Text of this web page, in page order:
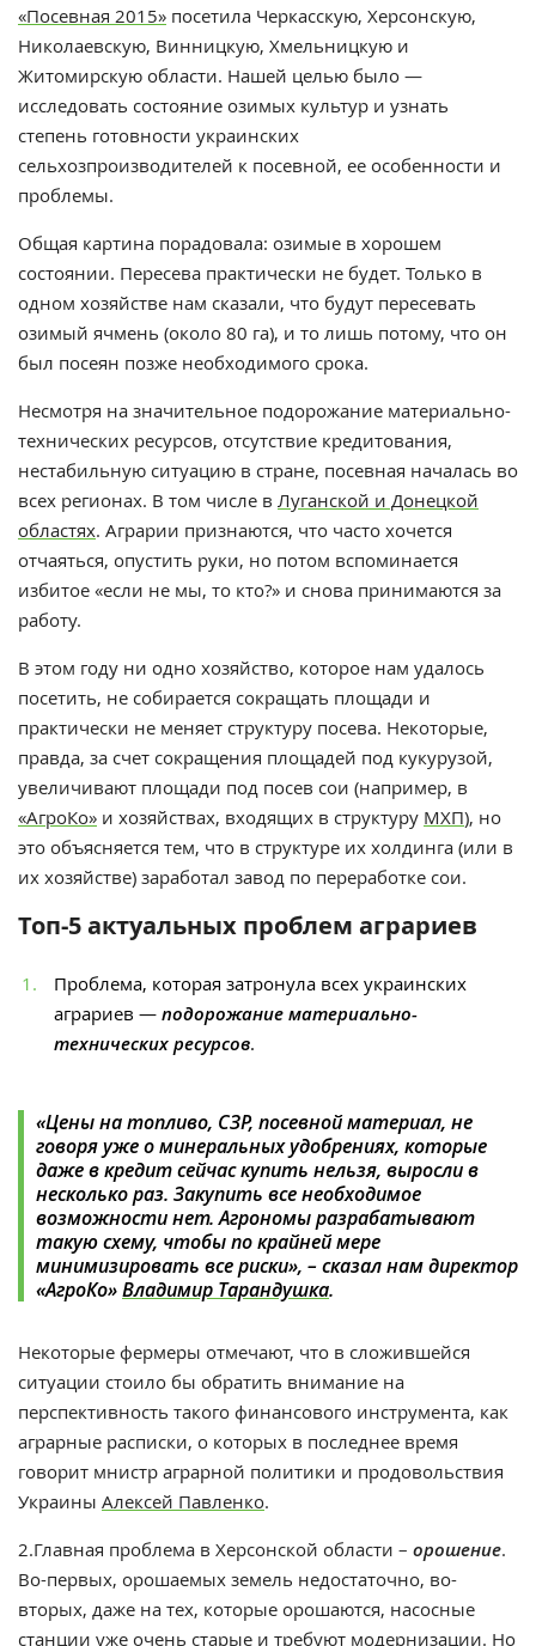
«Посевная 2015» посетила Черкасскую, Херсонскую,
Николаевскую, Винницкую, Хмельницкую и
Житомирскую области. Нашей целью было —
исследовать состояние озимых культур и узнать
степень готовности украинских
сельхозпроизводителей к посевной, ее особенности и
проблемы.
Общая картина порадовала: озимые в хорошем
состоянии. Пересева практически не будет. Только в
одном хозяйстве нам сказали, что будут пересевать
озимый ячмень (около 80 га), и то лишь потому, что он
был посеян позже необходимого срока.
Несмотря на значительное подорожание материально-
технических ресурсов, отсутствие кредитования,
нестабильную ситуацию в стране, посевная началась во
всех регионах. В том числе в Луганской и Донецкой
областях. Аграрии признаются, что часто хочется
отчаяться, опустить руки, но потом вспоминается
избитое «если не мы, то кто?» и снова принимаются за
работу.
В этом году ни одно хозяйство, которое нам удалось
посетить, не собирается сокращать площади и
практически не меняет структуру посева. Некоторые,
правда, за счет сокращения площадей под кукурузой,
увеличивают площади под посев сои (например, в
«АгроКо» и хозяйствах, входящих в структуру МХП), но
это объясняется тем, что в структуре их холдинга (или в
их хозяйстве) заработал завод по переработке сои.
Топ-5 актуальных проблем аграриев
Проблема, которая затронула всех украинских
аграриев — подорожание материально-
технических ресурсов.
«Цены на топливо, СЗР, посевной материал, не
говоря уже о минеральных удобрениях, которые
даже в кредит сейчас купить нельзя, выросли в
несколько раз. Закупить все необходимое
возможности нет. Агрономы разрабатывают
такую схему, чтобы по крайней мере
минимизировать все риски», – сказал нам директор
«АгроКо»Владимир Тарандушка.
Некоторые фермеры отмечают, что в сложившейся
ситуации стоило бы обратить внимание на
перспективность такого финансового инструмента, как
аграрные расписки, о которых в последнее время
говорит мнистр аграрной политики и продовольствия
Украины Алексей Павленко.
2.Главная проблема в Херсонской области – орошение.
Во-первых, орошаемых земель недостаточно, во-
вторых, даже на тех, которые орошаются, насосные
станции уже очень старые и требуют модернизации. Но